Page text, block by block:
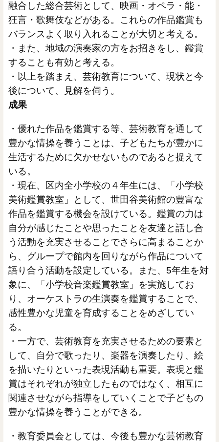
融合した総合芸術として、映画・オペラ・能・
狂言・歌舞伎などがある。これらの作品鑑賞も
バランスよく取り入れることが大切と考える。
・また、地域の演奏家の方をお招きをし、鑑賞
することも有効と考える。
・以上を踏まえ、芸術教育について、現状と今
後について、見解を伺う。
成果
・優れた作品を鑑賞する等、芸術教育を通して
豊かな情操を養うことは、子どもたちが豊かに
生活するために欠かせないものであると捉えて
いる。
・現在、区内全小学校の４年生には、「小学校
美術鑑賞教室」として、世田谷美術館の豊富な
作品を鑑賞する機会を設けている。鑑賞の力は
自分が感じたことや思ったことを友達と話し合
う活動を充実させることでさらに高まることか
ら、グループで館内を回りながら作品について
語り合う活動を設定している。また、5年生を対
象に、「小学校音楽鑑賞教室」を実施してお
り、オーケストラの生演奏を鑑賞することで、
感性豊かな児童を育成することをめざしてい
る。
・一方で、芸術教育を充実させるための要素と
して、自分で歌ったり、楽器を演奏したり、絵
を描いたりといった表現活動も重要。表現と鑑
賞はそれぞれが独立したものではなく、相互に
関連させながら指導をしていくことで子どもの
豊かな情操を養うことができる。
・教育委員会としては、今後も豊かな芸術教育